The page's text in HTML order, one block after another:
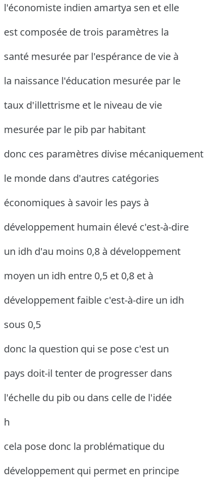
l'économiste indien amartya sen et elle
est composée de trois paramètres la
santé mesurée par l'espérance de vie à
la naissance l'éducation mesurée par le
taux d'illettrisme et le niveau de vie
mesurée par le pib par habitant
donc ces paramètres divise mécaniquement
le monde dans d'autres catégories
économiques à savoir les pays à
développement humain élevé c'est-à-dire
un idh d'au moins 0,8 à développement
moyen un idh entre 0,5 et 0,8 et à
développement faible c'est-à-dire un idh
sous 0,5
donc la question qui se pose c'est un
pays doit-il tenter de progresser dans
l'échelle du pib ou dans celle de l'idée
h
cela pose donc la problématique du
développement qui permet en principe